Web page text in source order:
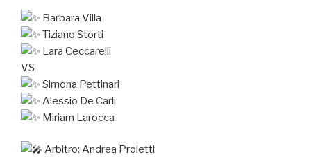
Barbara Villa
Tiziano Storti
Lara Ceccarelli
VS
Simona Pettinari
Alessio De Carli
Miriam Larocca
Arbitro: Andrea Proietti